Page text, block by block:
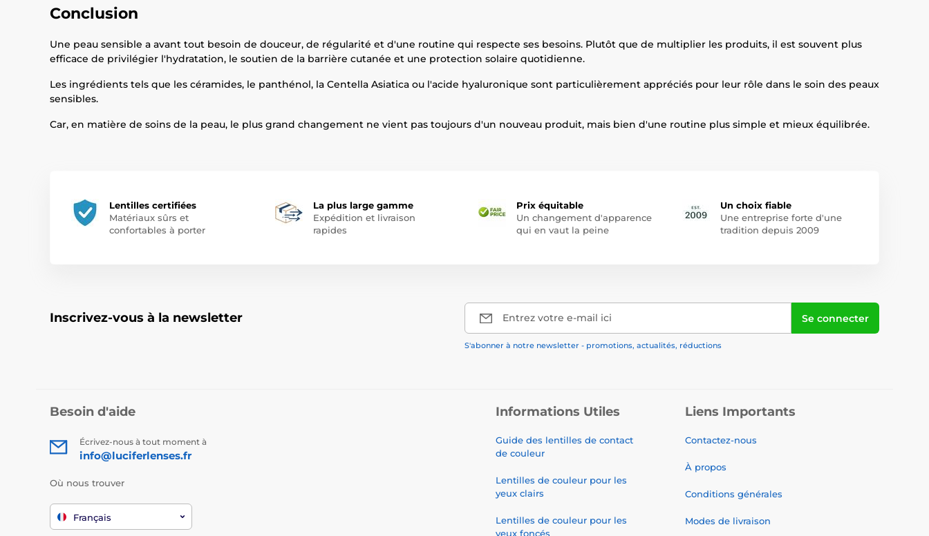
Conclusion
Une peau sensible a avant tout besoin de douceur, de régularité et d'une routine qui respecte ses besoins. Plutôt que de multiplier les produits, il est souvent plus
efficace de privilégier l'hydratation, le soutien de la barrière cutanée et une protection solaire quotidienne.
Les ingrédients tels que les céramides, le panthénol, la Centella Asiatica ou l'acide hyaluronique sont particulièrement appréciés pour leur rôle dans le soin des peaux
sensibles.
Car, en matière de soins de la peau, le plus grand changement ne vient pas toujours d'un nouveau produit, mais bien d'une routine plus simple et mieux équilibrée.
Lentilles certifiées
Matériaux sûrs et
confortables à porter
La plus large gamme
Expédition et livraison
rapides
Prix équitable
Un changement d'apparence
qui en vaut la peine
Un choix fiable
Une entreprise forte d'une
tradition depuis 2009
Inscrivez-vous à la newsletter Entrez votre e-mail ici Se connecter
S'abonner à notre newsletter - promotions, actualités, réductions
Besoin d'aide
Écrivez-nous à tout moment à
info@luciferlenses.fr
Où nous trouver
Français
Informations Utiles
Guide des lentilles de contact
de couleur
Lentilles de couleur pour les
yeux clairs
Lentilles de couleur pour les
yeux foncés
Liens Importants
Contactez-nous
À propos
Conditions générales
Modes de livraison